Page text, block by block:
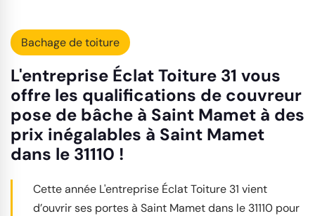
Bachage de toiture
L'entreprise Éclat Toiture 31 vous
offre les qualifications de couvreur
pose de bâche à Saint Mamet à des
prix inégalables à Saint Mamet
dans le 31110 !
Cette année L'entreprise Éclat Toiture 31 vient
d’ouvrir ses portes à Saint Mamet dans le 31110 pour